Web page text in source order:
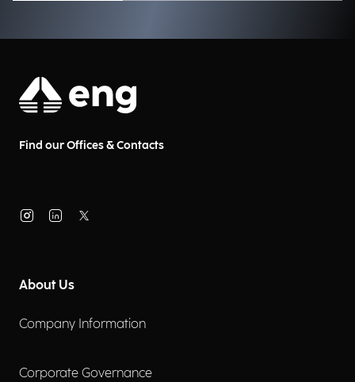
Find our Offices & Contacts
About Us
Company Information
Corporate Governance